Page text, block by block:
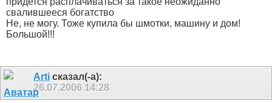
свалившееся богатство
Не, не могу. Тоже купила бы шмотки, машину и дом!
Большой!!!
Arti сказал(-а):
26.07.2006 14:28